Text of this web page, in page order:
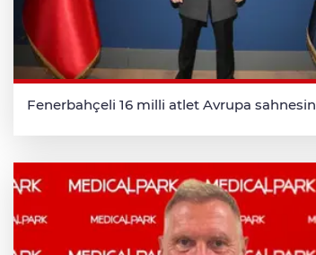
Fenerbahçeli 16 milli atlet Avrupa